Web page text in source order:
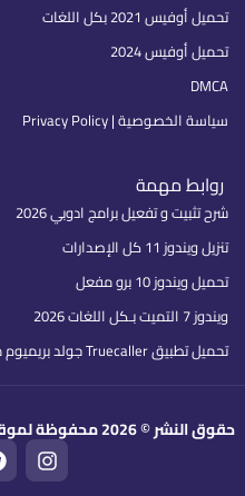
تحميل أوفيس 2021 بكل اللغات
تحميل أوفيس 2024
DMCA
سياسة الخصوصية | Privacy Policy
روابط مهمة
شرح تثبيت و تفعيل برامج ادوبي 2026
تنزيل ويندوز 11 كل الإصدارات
تحميل ويندوز 10 برو مفعل
ويندوز 7 التميت بـكل اللغات 2026
تحميل تطبيق Truecaller جولد بريميوم مهكر
حقوق النشر © 2026 محفوظة لموقع فارس الأسطوانات | FaresCD.Com I
n